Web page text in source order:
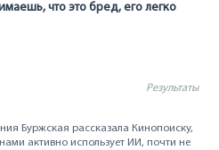
что это бред, его легко
Результаты
Буржская рассказала Кинопоиску,
активно использует ИИ, почти не